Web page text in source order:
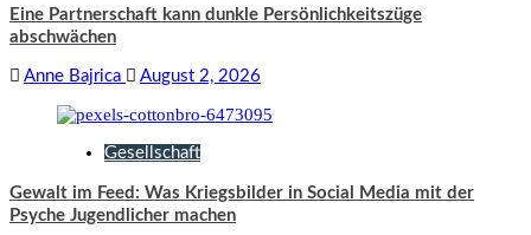
Eine Partnerschaft kann dunkle Persönlichkeitszüge
abschwächen
Anne Bajrica August 2, 2026
Gesellschaft
Gewalt im Feed: Was Kriegsbilder in Social Media mit der
Psyche Jugendlicher machen